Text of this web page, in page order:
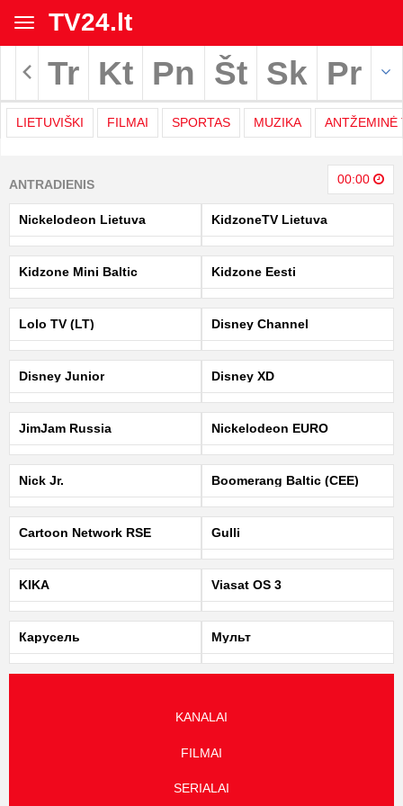
Toggle
navigation
TV24.lt
Rodyti archyvą
Tr Kt Pn Št Sk Pr
LIETUVIŠKI FILMAI SPORTAS MUZIKA ANTŽEMINĖ
TV
programa
|
TV24.LT
ANTRADIENIS 00:00
Nickelodeon Lietuva KidzoneTV Lietuva
Kidzone Mini Baltic Kidzone Eesti
Lolo TV (LT) Disney Channel
Disney Junior Disney XD
JimJam Russia Nickelodeon EURO
Nick Jr. Boomerang Baltic (CEE)
Cartoon Network RSE Gulli
KIKA Viasat OS 3
Карусель Мульт
KANALAI
FILMAI
SERIALAI